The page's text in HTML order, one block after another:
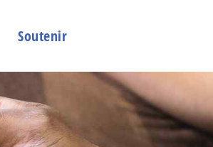
Soutenir